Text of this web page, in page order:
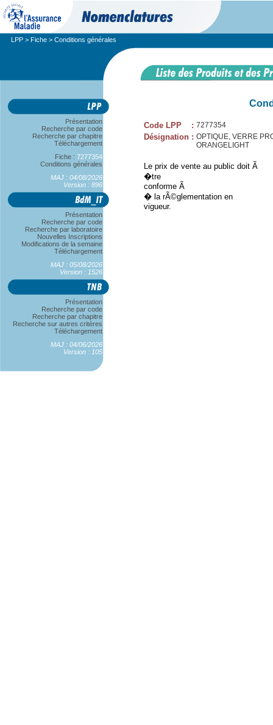
LPP > Fiche > Conditions générales
Présentation
Recherche par code
Recherche par chapitre
Téléchargement
Fiche : 7277354
Conditions générales
MAJ : 04/08/2026
Version : 896
Présentation
Recherche par code
Recherche par laboratoire
Nouvelles Inscriptions
Modifications de la semaine
Téléchargement
MAJ : 05/08/2026
Version : 1526
Présentation
Recherche par code
Recherche par chapitre
Recherche sur autres critères
Téléchargement
MAJ : 04/06/2026
Version : 105
Code LPP : 7277354
Désignation : OPTIQUE, VERRE
ORANGELIGHT
Le prix de vente au public doit Ã
�tre
conforme Ã
� la rÃ©glementation en
vigueur.